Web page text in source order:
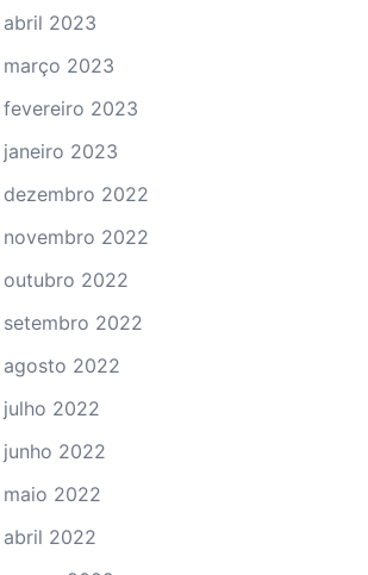
abril 2023
março 2023
fevereiro 2023
janeiro 2023
dezembro 2022
novembro 2022
outubro 2022
setembro 2022
agosto 2022
julho 2022
junho 2022
maio 2022
abril 2022